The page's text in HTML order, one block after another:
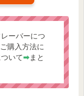
ーバーにつ
ご購入方法に
いて➡まと